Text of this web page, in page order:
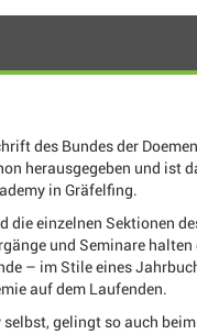
des Bundes der
herausgegeben und ist
in Gräfelfing.
die einzelnen Sektionen
und Seminare halten
– im Stile eines
auf dem Laufenden.
selbst, gelingt so auch